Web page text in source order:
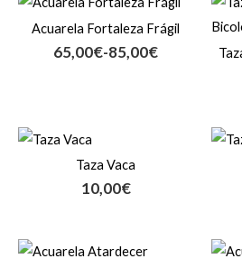
Acuarela Fortaleza Frágil
65,00€-85,00€
precios:
desde
Taza Vaca
10,00€
Rango